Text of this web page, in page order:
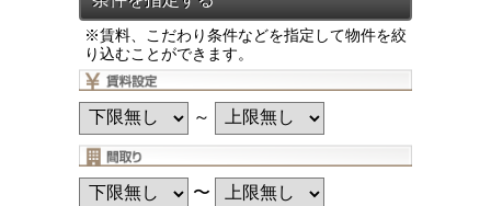
※賃料、こだわり条件などを指定して物件を絞
り込むことができます。
～
〜